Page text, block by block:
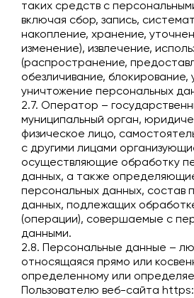
таких средств с
включая сбор, запись,
накопление, хранение,
изменение), извлечение,
(распространение,
обезличивание, блокирование,
уничтожение персональных
2.7. Оператор –
муниципальный орган,
физическое лицо,
с другими лицами
осуществляющие обработку
данных, а также
персональных данных, состав
данных, подлежащих
(операции), совершаемые с
данными.
2.8. Персональные данные –
относящаяся прямо или
определенному или
Пользователю веб-сайта